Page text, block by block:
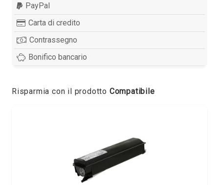
PayPal
Carta di credito
Contrassegno
Bonifico bancario
Risparmia con il prodotto Compatibile